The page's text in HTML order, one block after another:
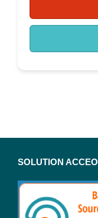
SOLUTION ACCEO